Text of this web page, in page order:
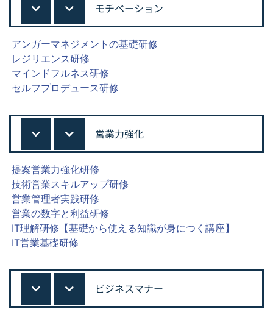
モチベーション
アンガーマネジメントの基礎研修
レジリエンス研修
マインドフルネス研修
セルフプロデュース研修
営業力強化
提案営業力強化研修
技術営業スキルアップ研修
営業管理者実践研修
営業の数字と利益研修
IT理解研修【基礎から使える知識が身につく講座】
IT営業基礎研修
ビジネスマナー